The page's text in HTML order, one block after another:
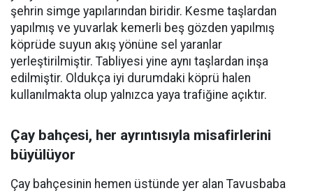
şehrin simge yapılarından biridir. Kesme taşlardan
yapılmış ve yuvarlak kemerli beş gözden yapılmış
köprüde suyun akış yönüne sel yaranlar
yerleştirilmiştir. Tabliyesi yine aynı taşlardan inşa
edilmiştir. Oldukça iyi durumdaki köprü halen
kullanılmakta olup yalnızca yaya trafiğine açıktır.
Çay bahçesi, her ayrıntısıyla misafirlerini
büyülüyor
Çay bahçesinin hemen üstünde yer alan Tavusbaba